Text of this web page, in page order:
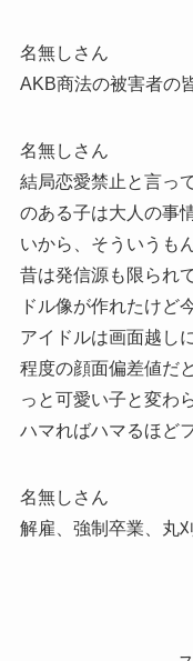
名無しさん
AKB商法の被害者の
名無しさん
結局恋愛禁止と言っ
のある子は大人の事
いから、そういうも
昔は発信源も限られ
ドル像が作れたけど
アイドルは画面越し
程度の顔面偏差値だ
っと可愛い子と変わ
ハマればハマるほど
名無しさん
解雇、強制卒業、丸